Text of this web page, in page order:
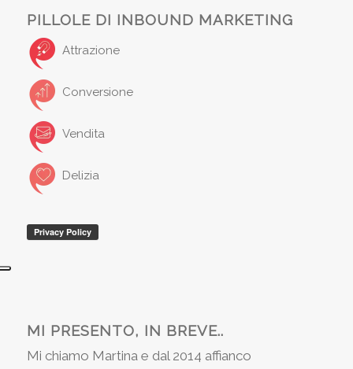
PILLOLE DI INBOUND MARKETING
Attrazione
Conversione
Vendita
Delizia
MI PRESENTO, IN BREVE..
Mi chiamo Martina e dal 2014 affianco